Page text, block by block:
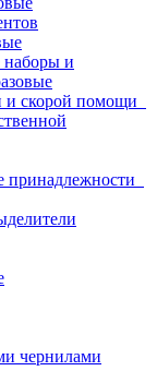
наборы и
и скорой помощи
принадлежности
чернилами